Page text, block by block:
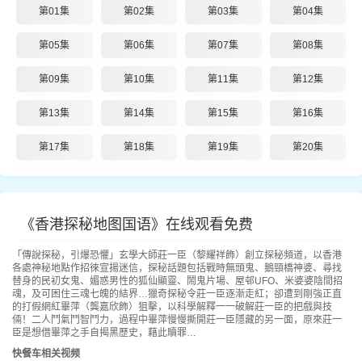
第01集 第02集 第03集 第04集
第05集 第06集 第07集 第08集
第09集 第10集 第11集 第12集
第13集 第14集 第15集 第16集
第17集 第18集 第19集 第20集
《香港探秘地图国语》在线观看免费
「傳說探秘，引爆恐懼」玄學大師莊一臣（黎耀祥飾）創立探秘頻道，以香港
各處神秘地點作招徠宣揚迷信，探秘話題包括戰時無頭鬼、鵝頸橋神婆、尋找
替身的民初女鬼、媚惑男性的狐仙顯靈、鬧鬼片場、屋邨UFO、米婆婆陰間招
魂，及可困住三魂七魄的結界…獵奇探秘令莊一臣逐漸走紅；卻遭到剛強正直
的打假網紅畢萍（龔嘉欣飾）狙擊，以科學解釋一一破解莊一臣的把戲與技
倆！二人鬥氣鬥智鬥力，過程中畢萍慢慢撕開莊一臣隱藏的另一面，原來莊一
臣是想借畢萍之手自揭黑歷史，藉此贖罪…
快餐车相关视频